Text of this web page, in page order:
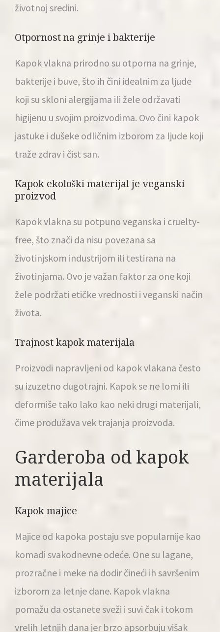
životnoj sredini.
Otpornost na grinje i bakterije
Kapok vlakna prirodno su otporna na grinje,
bakterije i buve, što ih čini idealnim za ljude
koji su skloni alergijama ili žele održavati
higijenu u svojim proizvodima. Ovo čini kapok
jastuke i dušeke odličnim izborom za ljude koji
traže zdrav i čist san.
Kapok ekološki materijal je veganski
proizvod
Kapok vlakna su potpuno veganska i cruelty-
free, što znači da nisu povezana sa
životinjskom industrijom ili testirana na
životinjama. Ovo je važan faktor za one koji
žele podržati etičke vrednosti i veganski način
života.
Trajnost kapok materijala
Proizvodi napravljeni od kapok vlakana često
su izuzetno dugotrajni. Kapok se ne lomi ili
deformiše tako lako kao neki drugi materijali,
čime produžava vek trajanja proizvoda.
Garderoba od kapok
materijala
Kapok majice
Majice od kapoka postaju sve popularnije kao
komadi svakodnevne odeće. One su lagane,
prozračne i meke na dodir čineći ih savršenim
izborom za letnje dane. Kapok vlakna
pomažu da ostanete sveži i suvi čak i tokom
vrelih letnjih dana jer brzo apsorbuju višak